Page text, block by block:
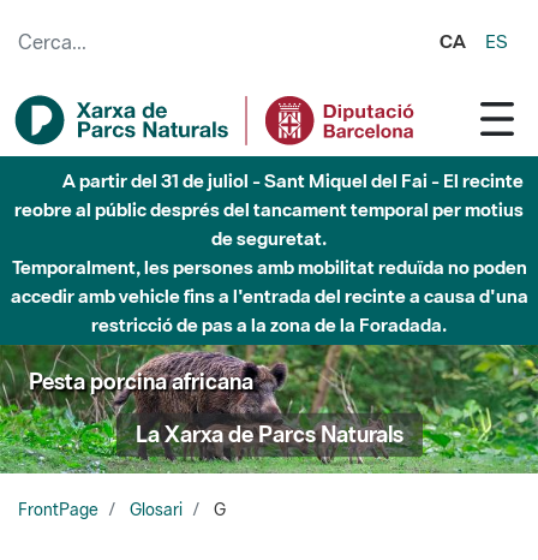
CA ES
A partir del 31 de juliol - Sant Miquel del Fai - El recinte
reobre al públic després del tancament temporal per motius
de seguretat.
Temporalment, les persones amb mobilitat reduïda no poden
accedir amb vehicle fins a l'entrada del recinte a causa d'una
restricció de pas a la zona de la Foradada.
Pesta porcina africana
La Xarxa de Parcs Naturals
FrontPage Glosari G